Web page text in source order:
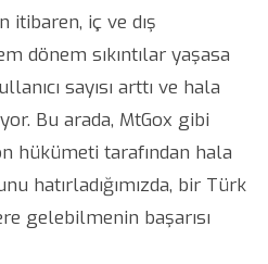
itibaren, iç ve dış
dönem sıkıntılar yaşasa
sayısı arttı ve hala
Bu arada, MtGox gibi
hükümeti tarafından hala
hatırladığımızda, bir Türk
gelebilmenin başarısı